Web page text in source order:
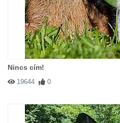
Nincs cím!
19644 0